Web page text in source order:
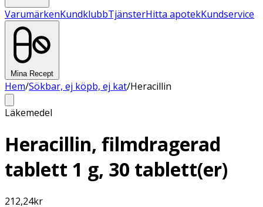
VarumärkenKundklubbTjänsterHitta apotekKundservice
Mina Recept
Hem/Sökbar, ej köpb, ej kat/Heracillin
Läkemedel
Heracillin, filmdragerad
tablett 1 g, 30 tablett(er)
212,24kr